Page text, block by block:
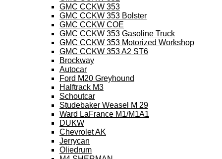
GMC CCKW 353
GMC CCKW 353 Bolster
GMC CCKW COE
GMC CCKW 353 Gasoline Truck
GMC CCKW 353 Motorized Workshop
GMC CCKW 353 A2 ST6
Brockway
Autocar
Ford M20 Greyhound
Halftrack M3
Schoutcar
Studebaker Weasel M 29
Ward LaFrance M1/M1A1
DUKW
Chevrolet AK
Jerrycan
Oliedrum